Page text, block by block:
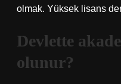
olmak. Yüksek lisans
Devlette
olunur?